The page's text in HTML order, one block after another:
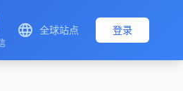
 全球站点 登录